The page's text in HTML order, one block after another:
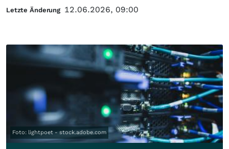
Foto: lightpoet - stock.adobe.com
Letzte Änderung 12.06.2026, 09:00